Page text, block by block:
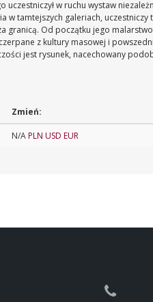
uczestniczył w ruchu wystaw
w tamtejszych galeriach, uczestniczy
granicą. Od początku jego
z kultury masowej i
jest rysunek, nacechowany
Zmień:
N/APLN USD EUR